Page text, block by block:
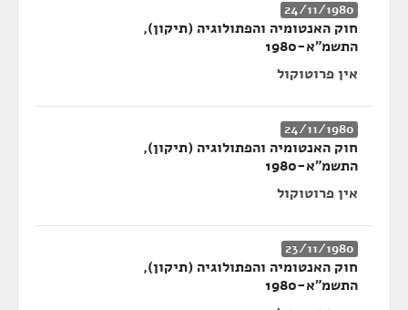
24/11/1980
חוק האנטומיה והפתולוגיה (תיקון),
התשמ"א-1980
אין פרוטוקול
24/11/1980
חוק האנטומיה והפתולוגיה (תיקון),
התשמ"א-1980
אין פרוטוקול
23/11/1980
חוק האנטומיה והפתולוגיה (תיקון),
התשמ"א-1980